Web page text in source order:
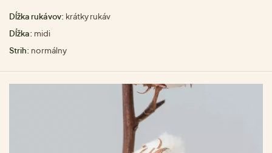
Dĺžka rukávov: krátky rukáv
Dĺžka: midi
Strih: normálny